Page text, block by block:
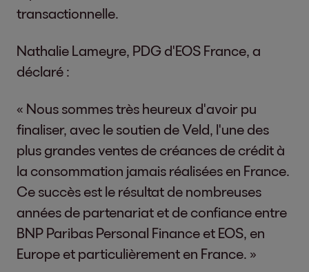
transactionnelle.
Nathalie Lameyre, PDG d'EOS France, a
déclaré :
« Nous sommes très heureux d'avoir pu
finaliser, avec le soutien de Veld, l'une des
plus grandes ventes de créances de crédit à
la consommation jamais réalisées en France.
Ce succès est le résultat de nombreuses
années de partenariat et de confiance entre
BNP Paribas Personal Finance et EOS, en
Europe et particulièrement en France. »